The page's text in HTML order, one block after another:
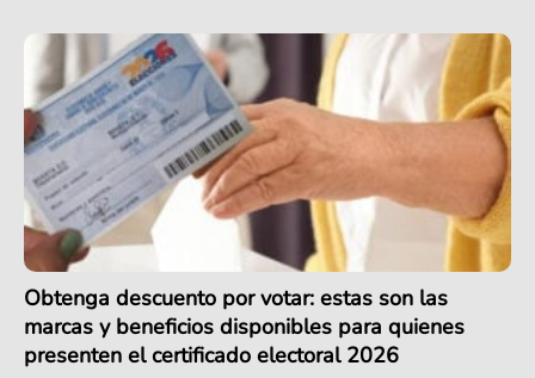
Obtenga descuento por votar: estas son las
marcas y beneficios disponibles para quienes
presenten el certificado electoral 2026